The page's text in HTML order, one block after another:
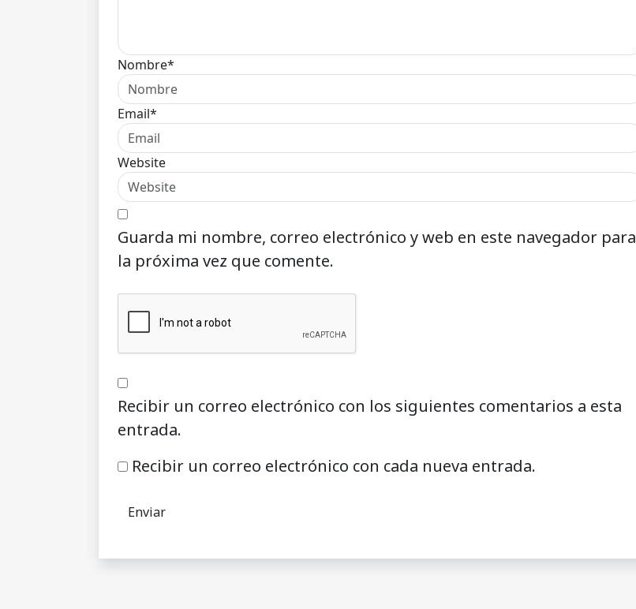
Nombre*
Email*
Website
Guarda mi nombre, correo electrónico y web en este navegador para
la próxima vez que comente.
Recibir un correo electrónico con los siguientes comentarios a esta
entrada.
Recibir un correo electrónico con cada nueva entrada.